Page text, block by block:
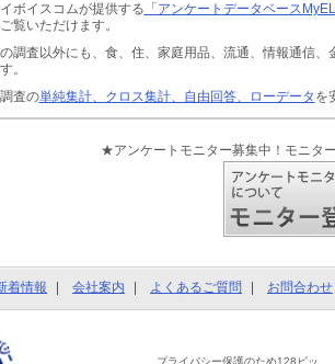
イボイスコムが提供する 「アンケートデータベース
覧いただけます。
の調査以外にも、食、住、家庭用品、流通、情報通信、
。
調査の単純集計、クロス集計、自由回答、ローデータ を
★アンケートモニター募集中！モニタ
着情報 会社案内 よくあるご質問 お問合わせ
プライバシー保護のため128ビッ